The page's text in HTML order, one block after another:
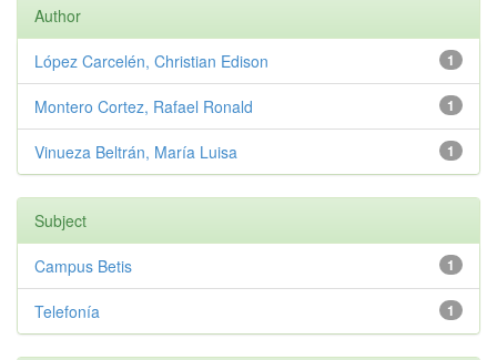
Author
1
López Carcelén, Christian Edison
1
Montero Cortez, Rafael Ronald
1
Vinueza Beltrán, María Luisa
Subject
1
Campus Betis
1
Telefonía